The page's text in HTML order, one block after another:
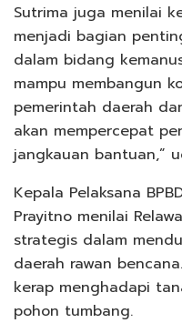
Sutrima juga menilai
menjadi bagian
dalam bidang
mampu membangun
pemerintah daerah
akan mempercepat
jangkauan bantuan,”
Kepala Pelaksana
Prayitno menilai
strategis dalam
daerah rawan
kerap menghadapi
pohon tumbang.